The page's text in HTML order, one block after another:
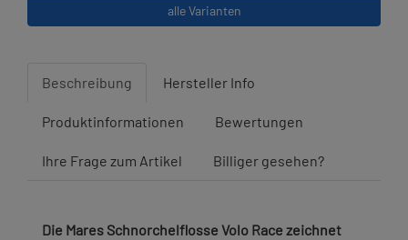
alle Varianten
Beschreibung Hersteller Info
Produktinformationen Bewertungen
Ihre Frage zum Artikel Billiger gesehen?
Die Mares Schnorchelflosse Volo Race zeichnet